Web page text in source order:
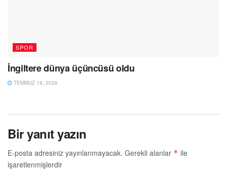
SPOR
İngiltere dünya üçüncüsü oldu
TEMMUZ 19, 2026
Bir yanıt yazın
E-posta adresiniz yayınlanmayacak. Gerekli alanlar * ile
işaretlenmişlerdir